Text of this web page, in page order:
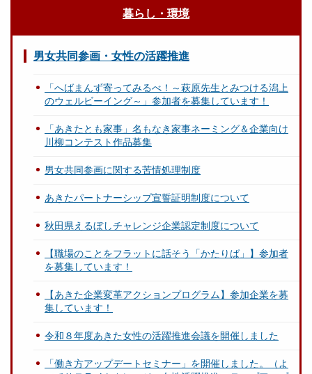
暮らし・環境
男女共同参画・女性の活躍推進
「へばまんず寄ってみるべ！～萩原先生とみつける潟上
のウェルビーイング～」参加者を募集しています！
「あきたとも家事」名もなき家事ネーミング＆企業向け
川柳コンテスト作品募集
男女共同参画に関する苦情処理制度
あきたパートナーシップ宣誓証明制度について
秋田県えるぼしチャレンジ企業認定制度について
【職場のことをフラットに話そう「かたりば」】参加者
を募集しています！
【あきた企業変革アクションプログラム】参加企業を募
集しています！
令和８年度あきた女性の活躍推進会議を開催しました
「働き方アップデートセミナー」を開催しました。（よ